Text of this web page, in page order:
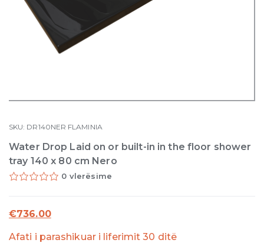
SKU: DR140NER FLAMINIA
Water Drop Laid on or built-in in the floor shower
tray 140 x 80 cm Nero
0 vlerësime
€736.00
Afati i parashikuar i liferimit 30 ditë